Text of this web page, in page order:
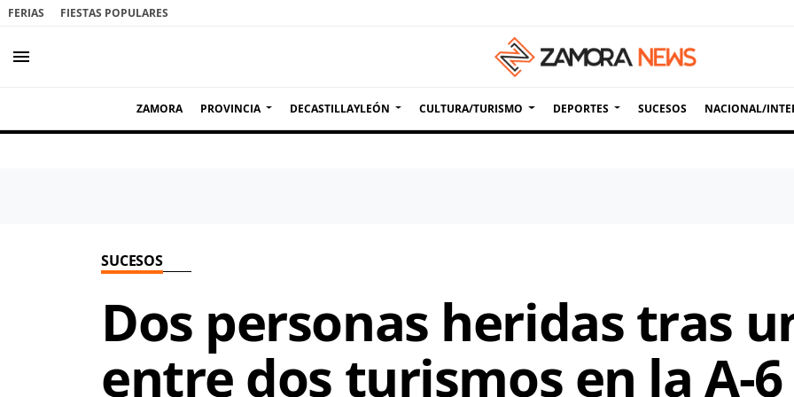
FERIAS FIESTAS POPULARES
menu
ZAMORA PROVINCIA DECASTILLAYLEÓN CULTURA/TURISMO DEPORTES SUCESOS NACIONAL/
SUCESOS
Dos personas heridas tras
entre dos turismos en la A-6